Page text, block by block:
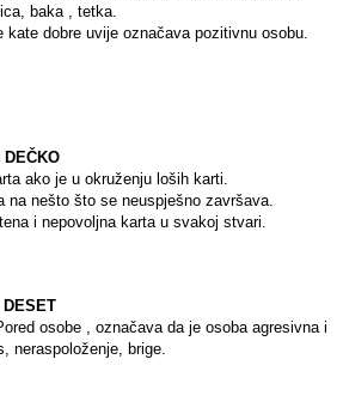
baka , tetka.
kate dobre uvije označava pozitivnu osobu.
ako je u okruženju loših karti.
na nešto što se neuspješno završava.
i nepovoljna karta u svakoj stvari.
osobe , označava da je osoba agresivna i
neraspoloženje, brige.